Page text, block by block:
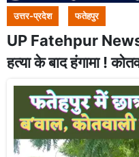
उत्तर-प्रदेश फतेहपुर
UP Fatehpur News:
हत्या के बाद हंगामा !